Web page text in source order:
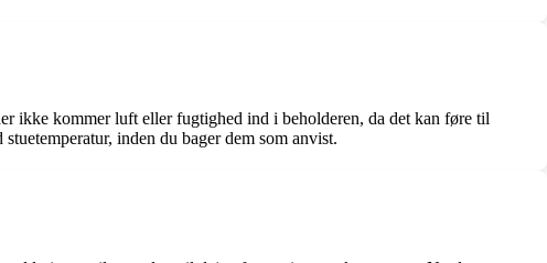
ikke kommer luft eller fugtighed ind i beholderen, da det kan føre til
inden du bager dem som anvist.